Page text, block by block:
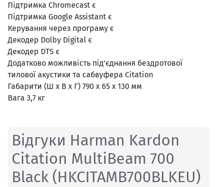
Підтримка Chromecast є
Підтримка Google Assistant є
Керування через програму є
Декодер Dolby Digital є
Декодер DTS є
Додатково можливість під'єднання бездротової
тилової акустики та сабвуфера Citation
Габарити (Ш х В х Г) 790 x 65 x 130 мм
Вага 3,7 кг
Відгуки Harman Kardon
Citation MultiBeam 700
Black (HKCITAMB700BLKEU)